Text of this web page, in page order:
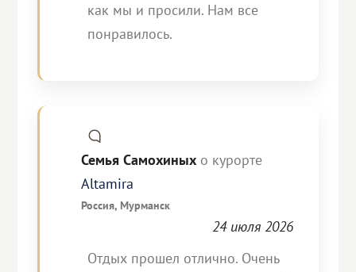
как мы и просили. Нам все
понравилось.
Семья Самохиных о курорте
Altamira
Россия, Мурманск
24 июля 2026
Отдых прошел отлично. Очень